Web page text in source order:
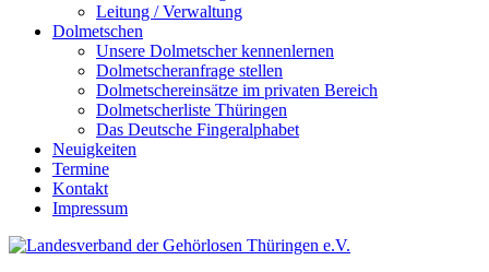
Leitung / Verwaltung
Dolmetschen
Unsere Dolmetscher kennenlernen
Dolmetscheranfrage stellen
Dolmetschereinsätze im privaten Bereich
Dolmetscherliste Thüringen
Das Deutsche Fingeralphabet
Neuigkeiten
Termine
Kontakt
Impressum